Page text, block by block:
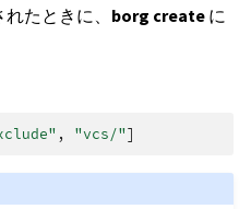
たときに、 borg createに
, "vcs/"]